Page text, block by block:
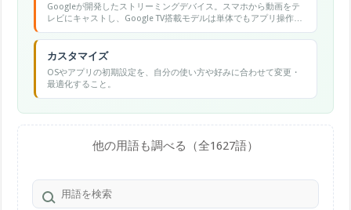
Googleが開発したストリーミングデバイス。スマホから動画をテ
レビにキャストし、Google TV搭載モデルは単体でもアプリ操作で
きる。
カスタマイズ
OSやアプリの初期設定を、自分の使い方や好みに合わせて変更・
最適化すること。
他の用語も調べる（全1627語）